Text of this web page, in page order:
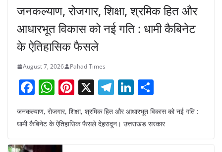
जनकल्याण, रोजगार, शिक्षा, श्रमिक हित और
आधारभूत विकास को नई गति : धामी कैबिनेट
के ऐतिहासिक फैसले
August 7, 2026 Pahad Times
F
c
W
at
s
Pi
er
X T
el
e
Li
k
h
ar
जनकल्याण, रोजगार, शिक्षा, श्रमिक हित और आधारभूत विकास को नई गति :
धामी कैबिनेट के ऐतिहासिक फैसले देहरादून। उत्तराखंड सरकार